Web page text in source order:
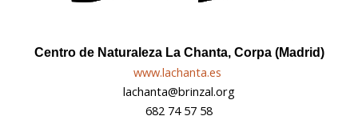
Centro de Naturaleza La Chanta, Corpa (Madrid)
www.lachanta.es
lachanta@brinzal.org
682 74 57 58